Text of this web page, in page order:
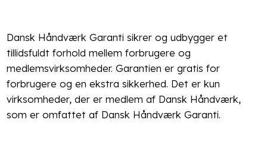
Dansk Håndværk Garanti sikrer og udbygger et
tillidsfuldt forhold mellem forbrugere og
medlemsvirksomheder. Garantien er gratis for
forbrugere og en ekstra sikkerhed. Det er kun
virksomheder, der er medlem af Dansk Håndværk,
som er omfattet af Dansk Håndværk Garanti.